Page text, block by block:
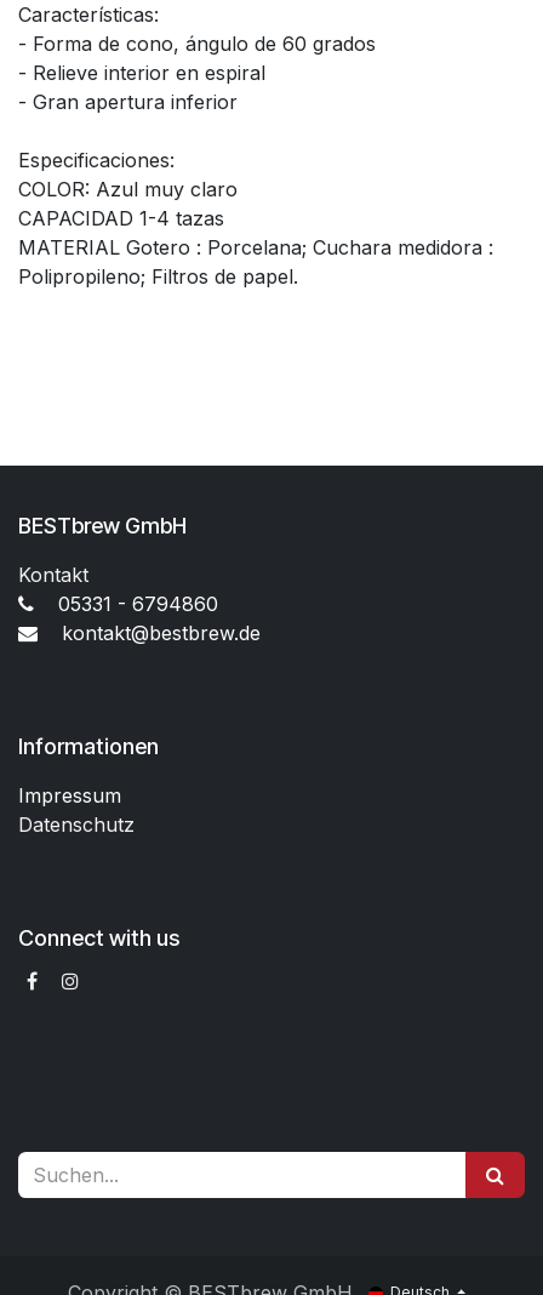
Características:
- Forma de cono, ángulo de 60 grados
- Relieve interior en espiral
- Gran apertura inferior
Especificaciones:
COLOR: Azul muy claro
CAPACIDAD 1-4 tazas
MATERIAL Gotero : Porcelana; Cuchara medidora :
Polipropileno; Filtros de papel.
BESTbrew GmbH
Kontakt
05331 - 6794860
kontakt@bestbrew.de
Informationen
Impressum
Datenschutz
Connect with us